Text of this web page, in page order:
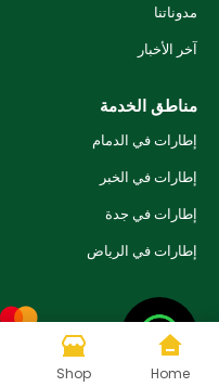
مدوناتنا
آخر الأخبار
مناطق الخدمة
إطارات في الدمام
إطارات في الخبر
إطارات في جدة
إطارات في الرياض
Home
Shop